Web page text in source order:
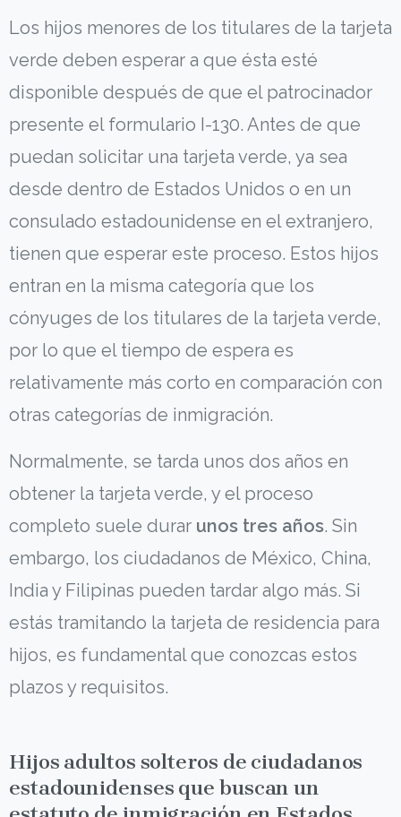
Los hijos menores de los titulares de la tarjeta
verde deben esperar a que ésta esté
disponible después de que el patrocinador
presente el formulario I-130. Antes de que
puedan solicitar una tarjeta verde, ya sea
desde dentro de Estados Unidos o en un
consulado estadounidense en el extranjero,
tienen que esperar este proceso. Estos hijos
entran en la misma categoría que los
cónyuges de los titulares de la tarjeta verde,
por lo que el tiempo de espera es
relativamente más corto en comparación con
otras categorías de inmigración.
Normalmente, se tarda unos dos años en
obtener la tarjeta verde, y el proceso
completo suele durar unos tres años. Sin
embargo, los ciudadanos de México, China,
India y Filipinas pueden tardar algo más. Si
estás tramitando la tarjeta de residencia para
hijos, es fundamental que conozcas estos
plazos y requisitos.
Hijos adultos solteros de ciudadanos
estadounidenses que buscan un